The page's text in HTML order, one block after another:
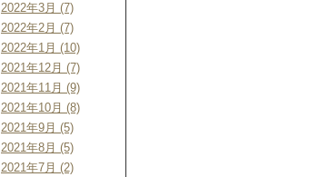
2022年3月 (7)
2022年2月 (7)
2022年1月 (10)
2021年12月 (7)
2021年11月 (9)
2021年10月 (8)
2021年9月 (5)
2021年8月 (5)
2021年7月 (2)